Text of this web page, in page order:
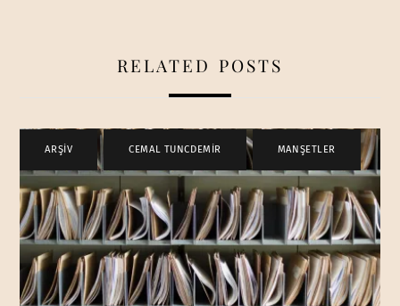
RELATED POSTS
ARŞİV CEMAL TUNCDEMİR , MANŞETLER